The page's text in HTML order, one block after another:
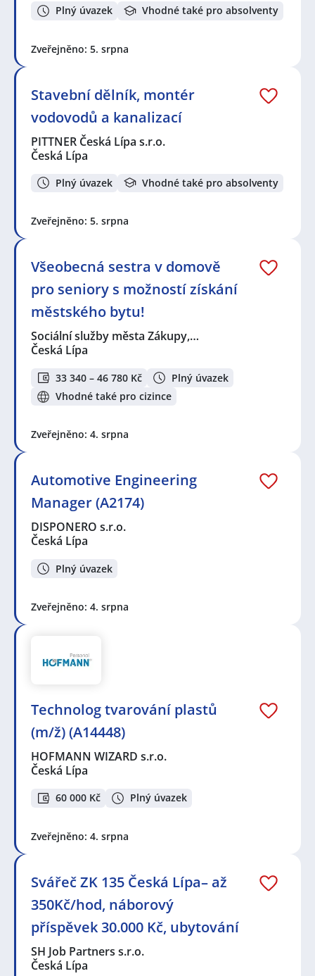
Plný úvazek Vhodné také pro absolventy
Zveřejněno: 5. srpna
Stavební dělník, montér
vodovodů a kanalizací
PITTNER Česká Lípa s.r.o.
Česká Lípa
Plný úvazek Vhodné také pro absolventy
Zveřejněno: 5. srpna
Všeobecná sestra v domově
pro seniory s možností získání
městského bytu!
Sociální služby města Zákupy,…
Česká Lípa
33 340 – 46 780 Kč
Plný úvazek
Vhodné také pro cizince
Zveřejněno: 4. srpna
Automotive Engineering
Manager (A2174)
DISPONERO s.r.o.
Česká Lípa
Plný úvazek
Zveřejněno: 4. srpna
Technolog tvarování plastů
(m/ž) (A14448)
HOFMANN WIZARD s.r.o.
Česká Lípa
60 000 Kč Plný úvazek
Zveřejněno: 4. srpna
Svářeč ZK 135 Česká Lípa– až
350Kč/hod, náborový
příspěvek 30.000 Kč, ubytování
SH Job Partners s.r.o.
Česká Lípa